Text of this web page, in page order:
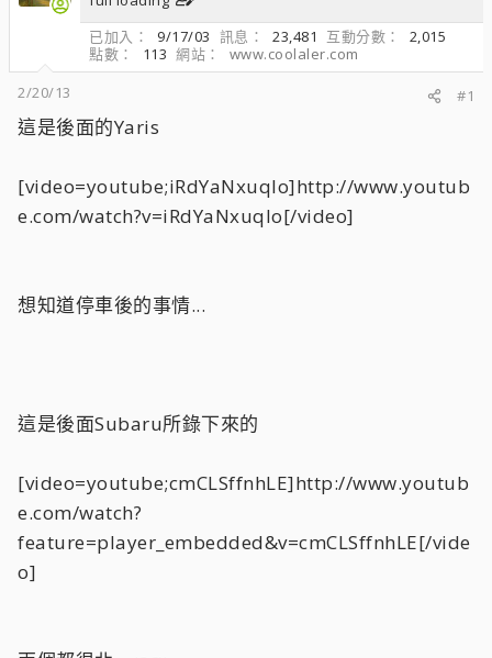
已加入
9/17/03 訊息 23,481 互動分數
2,015
點數
113 網站
www.coolaler.com
2/20/13
#1
這是後面的Yaris
[video=youtube;iRdYaNxuqIo]http://www.youtub
e.com/watch?v=iRdYaNxuqIo[/video]
想知道停車後的事情...
這是後面Subaru所錄下來的
[video=youtube;cmCLSffnhLE]http://www.youtub
e.com/watch?
feature=player_embedded&v=cmCLSffnhLE[/vide
o]